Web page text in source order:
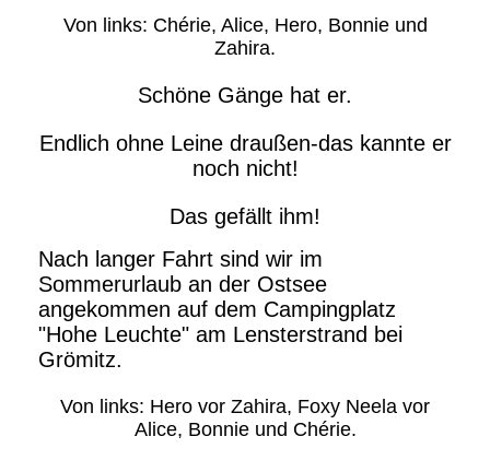
Von links: Chérie, Alice, Hero, Bonnie und
Zahira.
Schöne Gänge hat er.
Endlich ohne Leine draußen-das kannte er
noch nicht!
Das gefällt ihm!
Nach langer Fahrt sind wir im
Sommerurlaub an der Ostsee
angekommen auf dem Campingplatz
"Hohe Leuchte" am Lensterstrand bei
Grömitz.
Von links: Hero vor Zahira, Foxy Neela vor
Alice, Bonnie und Chérie.